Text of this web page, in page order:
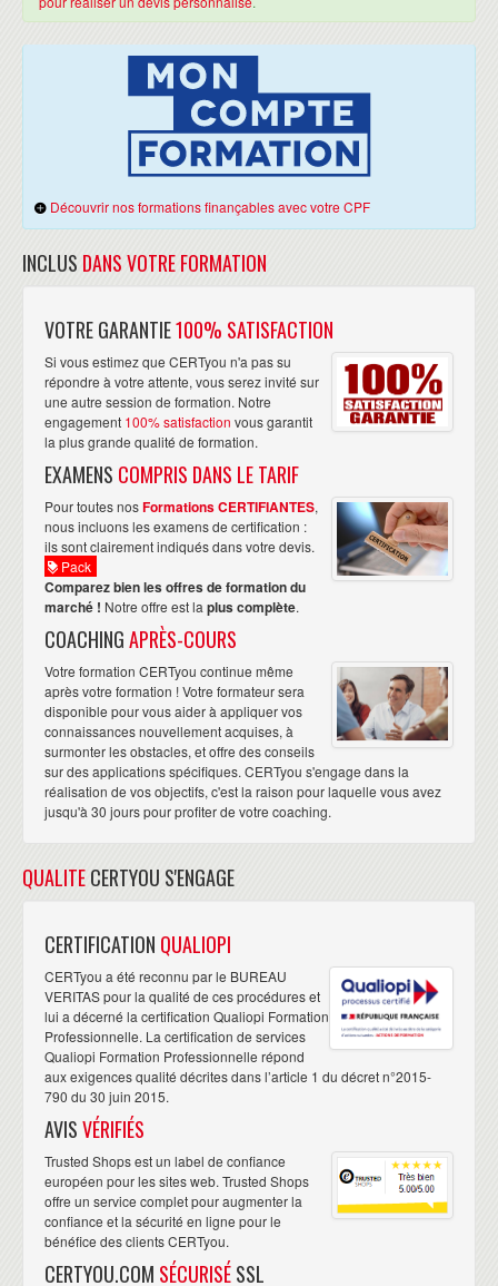
Découvrir nos formations finançables avec votre CPF
INCLUS DANS VOTRE FORMATION
VOTRE GARANTIE100% SATISFACTION
Si vous estimez que CERTyou n'a pas su
répondre à votre attente, vous serez invité sur
une autre session de formation. Notre
engagement 100% satisfaction vous garantit
la plus grande qualité de formation.
EXAMENS COMPRIS DANS LE TARIF
Pour toutes nosFormations CERTIFIANTES,
nous incluons les examens de certification :
ils sont clairement indiqués dans votre devis.
Pack
Comparez bien les offres de formation du
marché ! Notre offre est la plus complète.
COACHINGAPRÈS-COURS
Votre formation CERTyou continue même
après votre formation ! Votre formateur sera
disponible pour vous aider à appliquer vos
connaissances nouvellement acquises, à
surmonter les obstacles, et offre des conseils
sur des applications spécifiques. CERTyou s'engage dans la
réalisation de vos objectifs, c'est la raison pour laquelle vous avez
jusqu'à 30 jours pour profiter de votre coaching.
QUALITECERTYOU S'ENGAGE
CERTIFICATION QUALIOPI
CERTyou a été reconnu par le BUREAU
VERITAS pour la qualité de ces procédures et
lui a décerné la certification Qualiopi Formation
Professionnelle. La certification de services
Qualiopi Formation Professionnelle répond
aux exigences qualité décrites dans l’article 1 du décret n°2015-
790 du 30 juin 2015.
AVISVÉRIFIÉS
Trusted Shops est un label de confiance
européen pour les sites web. Trusted Shops
offre un service complet pour augmenter la
confiance et la sécurité en ligne pour le
bénéfice des clients CERTyou.
CERTYOU.COM SÉCURISÉSSL